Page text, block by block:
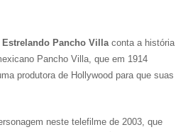
Estrelando Pancho Villaconta a história
Pancho Villa, que em 1914
produtora de Hollywood para que suas
neste telefilme de 2003, que